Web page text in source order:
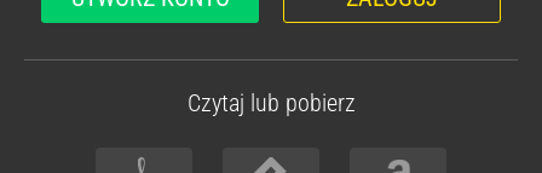
Czytaj lub pobierz